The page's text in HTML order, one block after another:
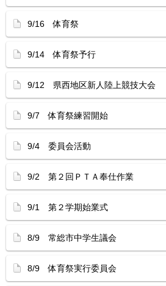
9/16 体育祭
9/14 体育祭予行
9/12 県西地区新人陸上競技大会
9/7 体育祭練習開始
9/4 委員会活動
9/2 第２回ＰＴＡ奉仕作業
9/1 第２学期始業式
8/9 常総市中学生議会
8/9 体育祭実行委員会